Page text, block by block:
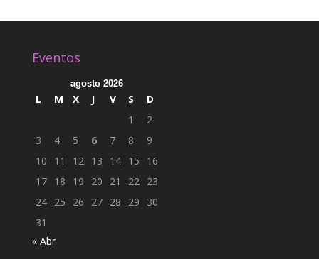
Eventos
agosto 2026
L M X J V S
D
1
2
3
4 5 6 7 8
9
10
11 12 13 14 15
16
17 18 19 20 21 22 23
24 25 26 27 28 29
30
31
« Abr